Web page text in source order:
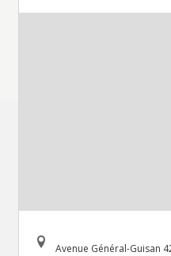
Avenue Général-Guisan